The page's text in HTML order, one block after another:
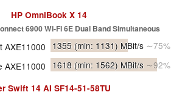
HP OmniBook X 14
6900 Wi-Fi 6E Dual Band Simultaneous
AXE11000 1355 (min: 1131) MBit/s ∼75%
AXE11000
1618 (min: 1562) MBit/s ∼92%
Swift 14 AI SF14-51-58TU